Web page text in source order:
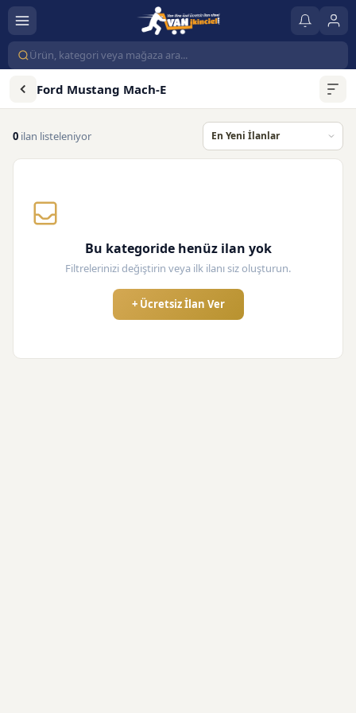
Ford Mustang Mach-E
0 ilan listeleniyor
Bu kategoride henüz ilan yok
Filtrelerinizi değiştirin veya ilk ilanı siz oluşturun.
+ Ücretsiz İlan Ver